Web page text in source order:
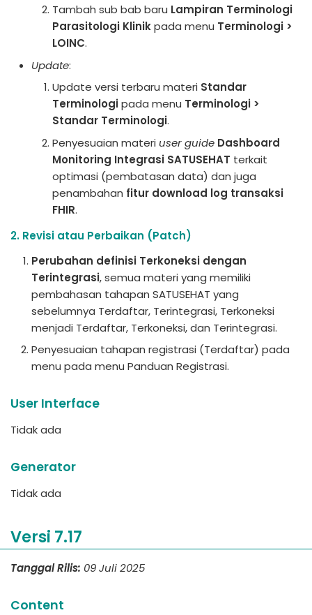
Tambah sub bab baru Lampiran Terminologi
Parasitologi Klinikpada menu Terminologi >
LOINC.
Update:
Update versi terbaru materi Standar
Terminologipada menu Terminologi >
Standar Terminologi.
Penyesuaian materi user guide Dashboard
Monitoring Integrasi SATUSEHAT terkait
optimasi (pembatasan data) dan juga
penambahan fitur download log transaksi
FHIR.
2. Revisi atau Perbaikan (Patch)
Perubahan definisi Terkoneksi dengan
Terintegrasi, semua materi yang memiliki
pembahasan tahapan SATUSEHAT yang
sebelumnya Terdaftar, Terintegrasi, Terkoneksi
menjadi Terdaftar, Terkoneksi, dan Terintegrasi.
Penyesuaian tahapan registrasi (Terdaftar) pada
menu pada menu Panduan Registrasi.
User Interface
Tidak ada
Generator
Tidak ada
Versi 7.17
Tanggal Rilis: 09 Juli 2025
Content